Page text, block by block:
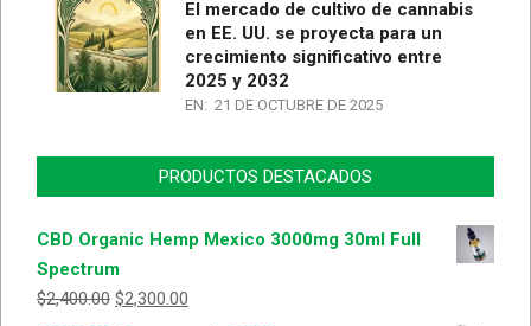
El mercado de cultivo de cannabis
en EE. UU. se proyecta para un
crecimiento significativo entre
2025 y 2032
EN: 21 DE OCTUBRE DE 2025
PRODUCTOS DESTACADOS
CBD Organic Hemp Mexico 3000mg 30ml Full
Spectrum
$2,400.00 $2,300.00